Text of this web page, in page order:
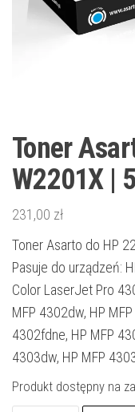
Toner
W2201X |
231,00 zł
Toner Asarto do HP
Pasuje do urządzeń:
Color LaserJet Pro
MFP 4302dw, HP
4302fdne, HP MFP
4303dw, HP MFP
Produkt dostępny na